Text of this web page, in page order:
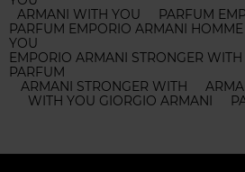
ARMANI WITH YOU
PARFUM
PARFUM EMPORIO ARMANI
YOU
EMPORIO ARMANI STRONGER
PARFUM
ARMANI STRONGER WITH
WITH YOU GIORGIO ARMANI